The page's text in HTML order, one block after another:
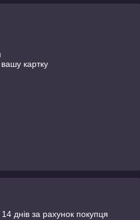
картку
днів за рахунок покупця